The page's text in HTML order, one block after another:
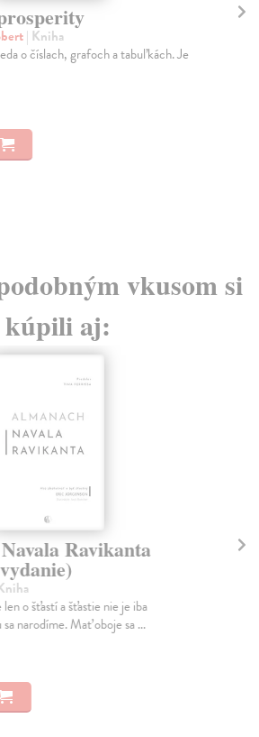
| Kniha
o číslach, grafoch a tabuľkách. Je
vkusom si
kúpili aj:
Ravikanta
o šťastí a šťastie nie je iba
narodíme. Mať oboje sa ...